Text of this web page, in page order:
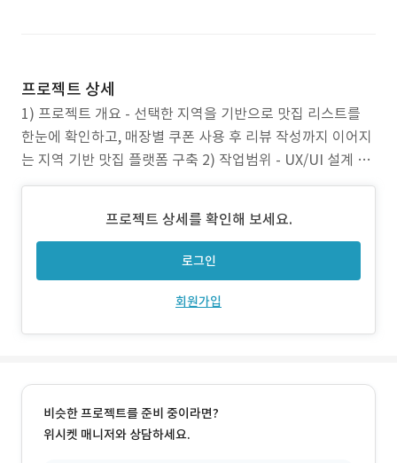
프로젝트 상세
1) 프로젝트 개요 - 선택한 지역을 기반으로 맛집 리스트를
한눈에 확인하고, 매장별 쿠폰 사용 후 리뷰 작성까지 이어지
는 지역 기반 맛집 플랫폼 구축 2) 작업범위 - UX/UI 설계 및
디자인 - 퍼블리싱 - 프론트엔드·백엔드 개발 - 유저·점주 페
무 - 지역 선택 기반 맛집 리스트 노출 구조 설계 - 매장별 쿠
프로젝트 상세를 확인해 보세요.
로그인
회원가입
비슷한 프로젝트를 준비 중이라면?
위시켓 매니저와 상담하세요.